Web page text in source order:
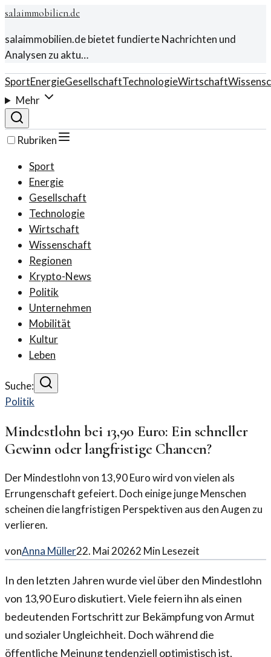
salaimmobilien.de
salaimmobilien.de bietet fundierte Nachrichten und
Analysen zu aktu…
SportEnergieGesellschaftTechnologieWirtschaft
Mehr
Rubriken
Sport
Energie
Gesellschaft
Technologie
Wirtschaft
Wissenschaft
Regionen
Krypto-News
Politik
Unternehmen
Mobilität
Kultur
Leben
Suche:
Politik
Mindestlohn bei 13,90 Euro: Ein schneller
Gewinn oder langfristige Chancen?
Der Mindestlohn von 13,90 Euro wird von vielen als
Errungenschaft gefeiert. Doch einige junge Menschen
scheinen die langfristigen Perspektiven aus den Augen zu
verlieren.
vonAnna Müller22. Mai 20262 Min Lesezeit
In den letzten Jahren wurde viel über den Mindestlohn
von 13,90 Euro diskutiert. Viele feiern ihn als einen
bedeutenden Fortschritt zur Bekämpfung von Armut
und sozialer Ungleichheit. Doch während die
öffentliche Meinung tendenziell optimistisch ist,